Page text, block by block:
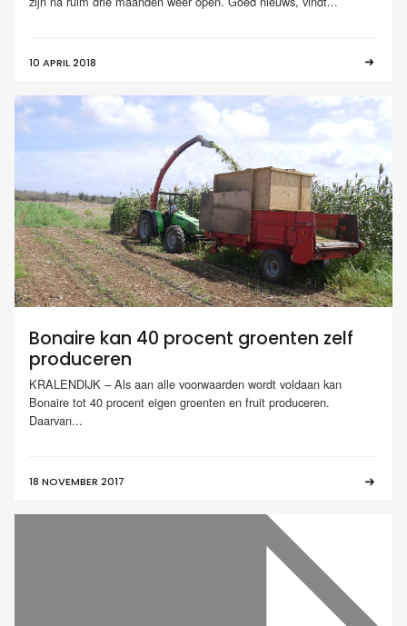
10 APRIL 2018
Bonaire kan 40 procent groenten zelf
produceren
KRALENDIJK – Als aan alle voorwaarden wordt voldaan kan
Bonaire tot 40 procent eigen groenten en fruit produceren.
Daarvan...
18 NOVEMBER 2017